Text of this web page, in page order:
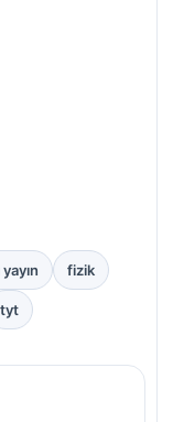
fizik
tyt